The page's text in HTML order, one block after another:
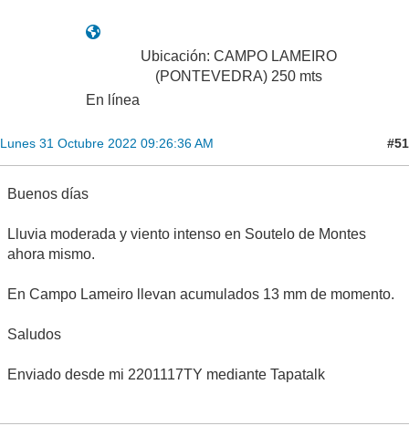
Ubicación: CAMPO LAMEIRO
(PONTEVEDRA) 250 mts
En línea
Lunes 31 Octubre 2022 09:26:36 AM #51
Buenos días
Lluvia moderada y viento intenso en Soutelo de Montes
ahora mismo.
En Campo Lameiro llevan acumulados 13 mm de momento.
Saludos
Enviado desde mi 2201117TY mediante Tapatalk